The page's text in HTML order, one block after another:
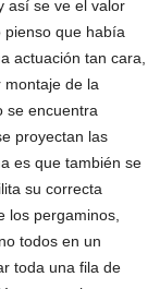
así se ve el valor
que había
actuación tan cara,
montaje de la
se encuentra
proyectan las
es que también se
su correcta
los pergaminos,
todos en un
toda una fila de